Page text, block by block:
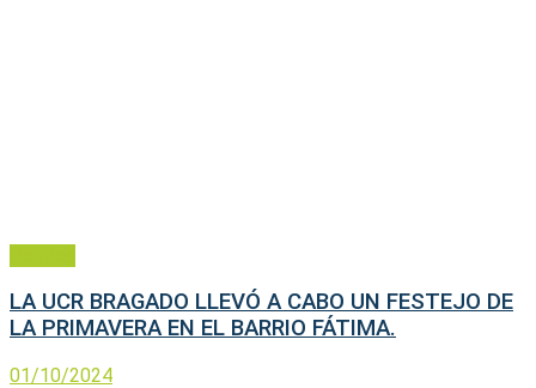
LA UCR BRAGADO LLEVÓ A CABO UN FESTEJO DE
LA PRIMAVERA EN EL BARRIO FÁTIMA.
01/10/2024